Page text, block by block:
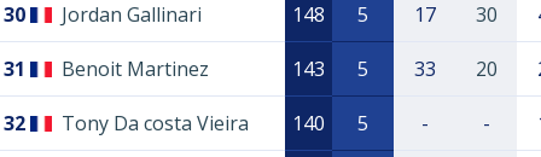
30 Jordan Gallinari 148 5 17 30
31 Benoit Martinez 143 5 33 20
32 Tony Da costa Vieira 140 5 - -